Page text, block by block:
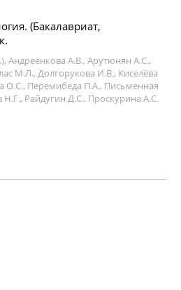
(Бакалавриат,
Андреенкова А.В., Арутюнян А.С.,
М.Л., Долгорукова И.В., Киселёва
О.С., Перемибеда П.А., Письменная
Н.Г., Райдугин Д.С., Проскурина А.С.